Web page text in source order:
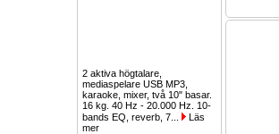
2 aktiva högtalare,
mediaspelare USB MP3,
karaoke, mixer, två 10" basar.
16 kg. 40 Hz - 20.000 Hz. 10-
bands EQ, reverb, 7...
Läs
mer